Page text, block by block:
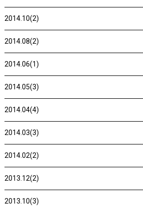
2014.10(2)
2014.08(2)
2014.06(1)
2014.05(3)
2014.04(4)
2014.03(3)
2014.02(2)
2013.12(2)
2013.10(3)